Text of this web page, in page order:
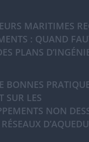
MARITIMES
: QUAND
PLANS
BONNES
SUR LES
NON